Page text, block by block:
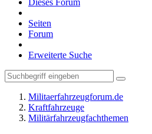
Dieses Forum
Seiten
Forum
Erweiterte Suche
Militaerfahrzeugforum.de
Kraftfahrzeuge
Militärfahrzeugfachthemen